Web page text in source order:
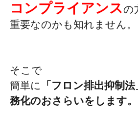
コンプライアンスの
重要なのかも知れません。
そこで
簡単に
「フロン排出抑制
務化のおさらいをします。